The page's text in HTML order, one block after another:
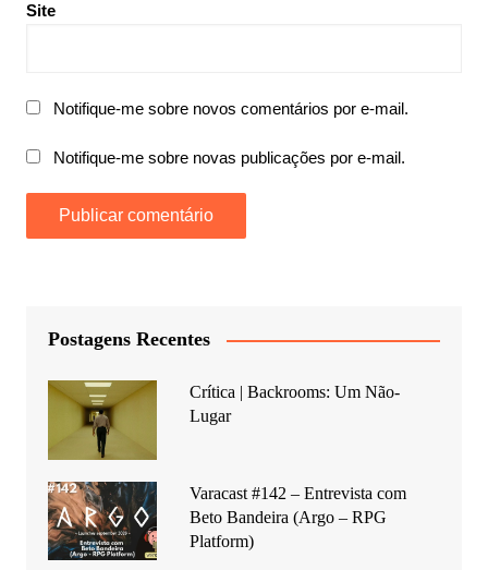
Site
Notifique-me sobre novos comentários por e-mail.
Notifique-me sobre novas publicações por e-mail.
Postagens Recentes
Crítica | Backrooms: Um Não-
Lugar
Varacast #142 – Entrevista com
Beto Bandeira (Argo – RPG
Platform)